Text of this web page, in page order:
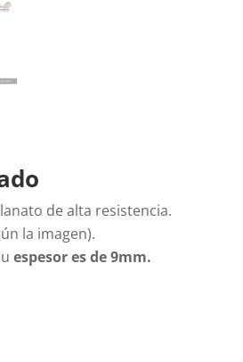
de alta resistencia.
la imagen).
espesor es de 9mm.